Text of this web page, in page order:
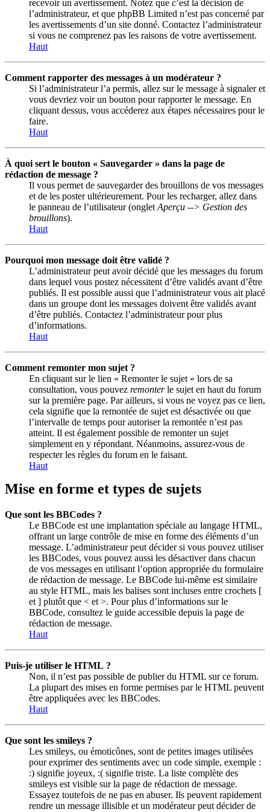
recevoir un avertissement. Notez que c’est la décision de
l’administrateur, et que phpBB Limited n’est pas concerné par
les avertissements d’un site donné. Contactez l’administrateur
si vous ne comprenez pas les raisons de votre avertissement.
Haut
Comment rapporter des messages à un modérateur ?
Si l’administrateur l’a permis, allez sur le message à signaler et
vous devriez voir un bouton pour rapporter le message. En
cliquant dessus, vous accéderez aux étapes nécessaires pour le
faire.
Haut
À quoi sert le bouton « Sauvegarder » dans la page de
rédaction de message ?
Il vous permet de sauvegarder des brouillons de vos messages
et de les poster ultérieurement. Pour les recharger, allez dans
le panneau de l’utilisateur (onglet Aperçu --> Gestion des
brouillons).
Haut
Pourquoi mon message doit être validé ?
L’administrateur peut avoir décidé que les messages du forum
dans lequel vous postez nécessitent d’être validés avant d’être
publiés. Il est possible aussi que l’administrateur vous ait placé
dans un groupe dont les messages doivent être validés avant
d’être publiés. Contactez l’administrateur pour plus
d’informations.
Haut
Comment remonter mon sujet ?
En cliquant sur le lien « Remonter le sujet » lors de sa
consultation, vous pouvez remonterle sujet en haut du forum
sur la première page. Par ailleurs, si vous ne voyez pas ce lien,
cela signifie que la remontée de sujet est désactivée ou que
l’intervalle de temps pour autoriser la remontée n’est pas
atteint. Il est également possible de remonter un sujet
simplement en y répondant. Néanmoins, assurez-vous de
respecter les règles du forum en le faisant.
Haut
Mise en forme et types de sujets
Que sont les BBCodes ?
Le BBCode est une implantation spéciale au langage HTML,
offrant un large contrôle de mise en forme des éléments d’un
message. L’administrateur peut décider si vous pouvez utiliser
les BBCodes, vous pouvez aussi les désactiver dans chacun
de vos messages en utilisant l’option appropriée du formulaire
de rédaction de message. Le BBCode lui-même est similaire
au style HTML, mais les balises sont incluses entre crochets [
et ] plutôt que < et >. Pour plus d’informations sur le
BBCode, consultez le guide accessible depuis la page de
rédaction de message.
Haut
Puis-je utiliser le HTML ?
Non, il n’est pas possible de publier du HTML sur ce forum.
La plupart des mises en forme permises par le HTML peuvent
être appliquées avec les BBCodes.
Haut
Que sont les smileys ?
Les smileys, ou émoticônes, sont de petites images utilisées
pour exprimer des sentiments avec un code simple, exemple :
:) signifie joyeux, :( signifie triste. La liste complète des
smileys est visible sur la page de rédaction de message.
Essayez toutefois de ne pas en abuser. Ils peuvent rapidement
rendre un message illisible et un modérateur peut décider de